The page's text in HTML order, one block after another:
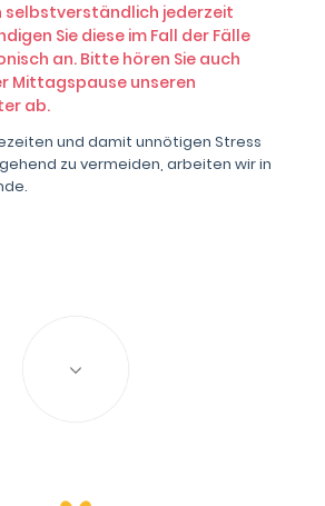
selbstverständlich jederzeit
Sie diese im Fall der Fälle
an. Bitte hören Sie auch
Mittagspause unseren
ab.
und damit unnötigen Stress
zu vermeiden, arbeiten wir in